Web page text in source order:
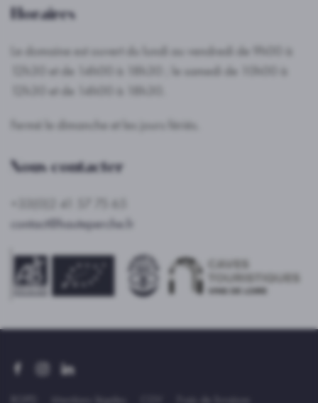
Horaires
Le domaine est ouvert du lundi au vendredi de 9h00 à
12h30 et de 14h00 à 18h30 ; le samedi de 10h00 à
12h30 et de 14h00 à 18h30.
Fermé le dimanche et les jours fériés.
Nous contacter
+33(0)2 41 57 75 65
contact@hauteperche.fr